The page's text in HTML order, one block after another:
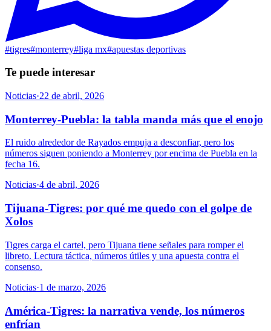
#tigres#monterrey#liga mx#apuestas deportivas
Te puede interesar
Noticias·22 de abril, 2026
Monterrey-Puebla: la tabla manda más que el enojo
El ruido alrededor de Rayados empuja a desconfiar, pero los
números siguen poniendo a Monterrey por encima de Puebla en la
fecha 16.
Noticias·4 de abril, 2026
Tijuana-Tigres: por qué me quedo con el golpe de
Xolos
Tigres carga el cartel, pero Tijuana tiene señales para romper el
libreto. Lectura táctica, números útiles y una apuesta contra el
consenso.
Noticias·1 de marzo, 2026
América-Tigres: la narrativa vende, los números
enfrían